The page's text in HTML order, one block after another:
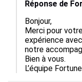
Réponse de
Bonjour,
Merci pour
expérience
notre
Bien à vous.
L’équipe